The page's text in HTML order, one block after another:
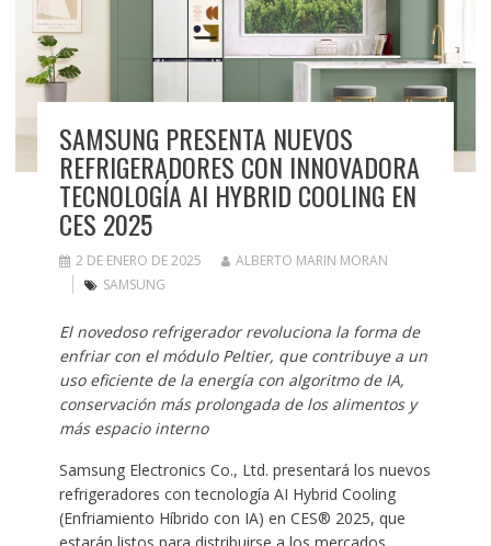
SAMSUNG PRESENTA NUEVOS
REFRIGERADORES CON INNOVADORA
TECNOLOGÍA AI HYBRID COOLING EN
CES 2025
2 DE ENERO DE 2025
ALBERTO MARIN MORAN
SAMSUNG
El novedoso refrigerador revoluciona la forma de
enfriar con el módulo Peltier, que contribuye a un
uso eficiente de la energía con algoritmo de IA,
conservación más prolongada de los alimentos y
más espacio interno
Samsung Electronics Co., Ltd. presentará los nuevos
refrigeradores con tecnología AI Hybrid Cooling
(Enfriamiento Híbrido con IA) en CES® 2025, que